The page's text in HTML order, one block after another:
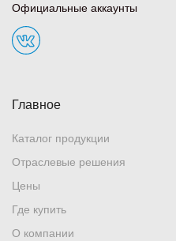
Главное
Каталог продукции
Отраслевые решения
Цены
Где купить
О компании
Официальные аккаунты